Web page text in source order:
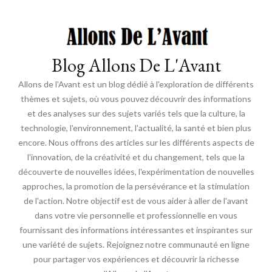
Blog Allons De L'Avant
Allons de l'Avant est un blog dédié à l'exploration de différents
thèmes et sujets, où vous pouvez découvrir des informations
et des analyses sur des sujets variés tels que la culture, la
technologie, l'environnement, l'actualité, la santé et bien plus
encore. Nous offrons des articles sur les différents aspects de
l'innovation, de la créativité et du changement, tels que la
découverte de nouvelles idées, l'expérimentation de nouvelles
approches, la promotion de la persévérance et la stimulation
de l'action. Notre objectif est de vous aider à aller de l'avant
dans votre vie personnelle et professionnelle en vous
fournissant des informations intéressantes et inspirantes sur
une variété de sujets. Rejoignez notre communauté en ligne
pour partager vos expériences et découvrir la richesse